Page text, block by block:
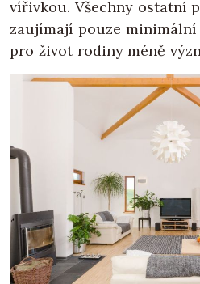
vířivkou. Všechny ostatní
zaujímají pouze
pro život rodiny méně